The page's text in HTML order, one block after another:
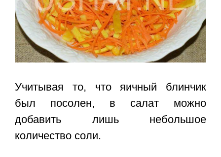
Учитывая то, что яичный блинчик
был посолен, в салат можно
добавить лишь небольшое
количество соли.